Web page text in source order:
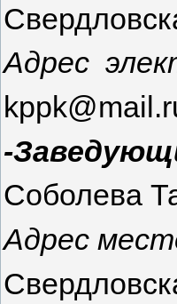
Адрес
-
Соболева
Адрес